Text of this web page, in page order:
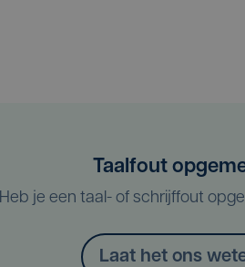
Taalfout
Heb je een taal- of schrijffout
Laat het ons